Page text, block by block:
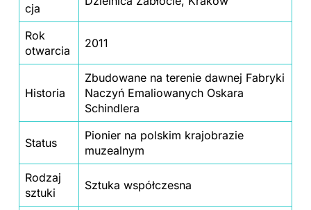
cja
Rok
otwarcia
2011
Historia
Zbudowane na terenie dawnej Fabryki
Naczyń Emaliowanych Oskara
Schindlera
Status
Pionier na polskim krajobrazie
muzealnym
Rodzaj
sztuki
Sztuka współczesna